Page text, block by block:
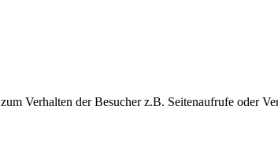
Verhalten der Besucher z.B. Seitenaufrufe oder